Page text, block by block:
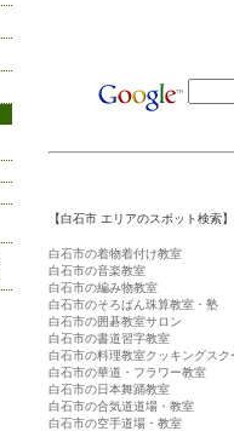
【白石市 エリアのスポット検索】
白石市の着物着付け教室
白石市の音楽教室
白石市の編み物教室
白石市のそろばん珠算教室・塾
白石市の囲碁教室サロン
白石市の書道習字教室
白石市の料理教室クッキングスク
白石市の華道・フラワー教室
白石市の日本舞踊教室
白石市の合気道道場・教室
白石市の空手道場・教室